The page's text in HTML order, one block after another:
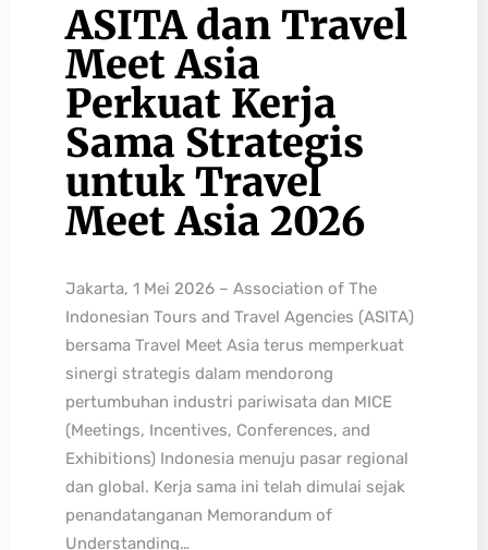
ASITA dan Travel
Meet Asia
Perkuat Kerja
Sama Strategis
untuk Travel
Meet Asia 2026
Jakarta, 1 Mei 2026 – Association of The
Indonesian Tours and Travel Agencies (ASITA)
bersama Travel Meet Asia terus memperkuat
sinergi strategis dalam mendorong
pertumbuhan industri pariwisata dan MICE
(Meetings, Incentives, Conferences, and
Exhibitions) Indonesia menuju pasar regional
dan global. Kerja sama ini telah dimulai sejak
penandatanganan Memorandum of
Understanding…